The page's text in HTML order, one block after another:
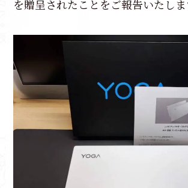
を贈呈されたことをご報告いたしま